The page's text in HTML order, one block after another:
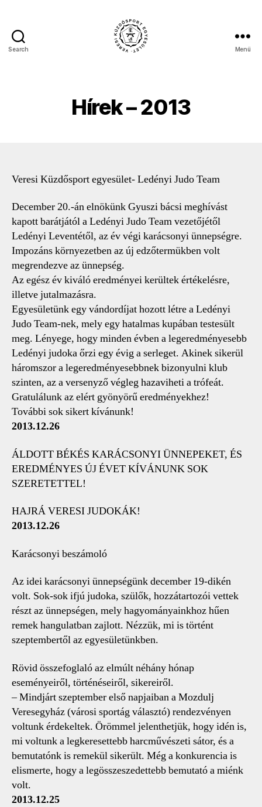
Search Menü
Hírek – 2013
Veresi Küzdősport egyesület- Ledényi Judo Team
December 20.-án elnökünk Gyuszi bácsi meghívást
kapott barátjától a Ledényi Judo Team vezetőjétől
Ledényi Leventétől, az év végi karácsonyi ünnepségre.
Impozáns környezetben az új edzőtermükben volt
megrendezve az ünnepség.
Az egész év kiváló eredményei kerültek értékelésre,
illetve jutalmazásra.
Egyesületünk egy vándordíjat hozott létre a Ledényi
Judo Team-nek, mely egy hatalmas kupában testesült
meg. Lényege, hogy minden évben a legeredményesebb
Ledényi judoka őrzi egy évig a serleget. Akinek sikerül
háromszor a legeredményesebbnek bizonyulni klub
szinten, az a versenyző végleg hazaviheti a trófeát.
Gratulálunk az elért gyönyörű eredményekhez!
További sok sikert kívánunk!
2013.12.26
ÁLDOTT BÉKÉS KARÁCSONYI ÜNNEPEKET, ÉS
EREDMÉNYES ÚJ ÉVET KÍVÁNUNK SOK
SZERETETTEL!
HAJRÁ VERESI JUDOKÁK!
2013.12.26
Karácsonyi beszámoló
Az idei karácsonyi ünnepségünk december 19-dikén
volt. Sok-sok ifjú judoka, szülők, hozzátartozói vettek
részt az ünnepségen, mely hagyományainkhoz hűen
remek hangulatban zajlott. Nézzük, mi is történt
szeptembertől az egyesületünkben.
Rövid összefoglaló az elmúlt néhány hónap
eseményeiről, történéseiről, sikereiről.
– Mindjárt szeptember első napjaiban a Mozdulj
Veresegyház (városi sportág választó) rendezvényen
voltunk érdekeltek. Örömmel jelenthetjük, hogy idén is,
mi voltunk a legkeresettebb harcművészeti sátor, és a
bemutatónk is remekül sikerült. Még a konkurencia is
elismerte, hogy a legösszeszedettebb bemutató a miénk
volt.
2013.12.25